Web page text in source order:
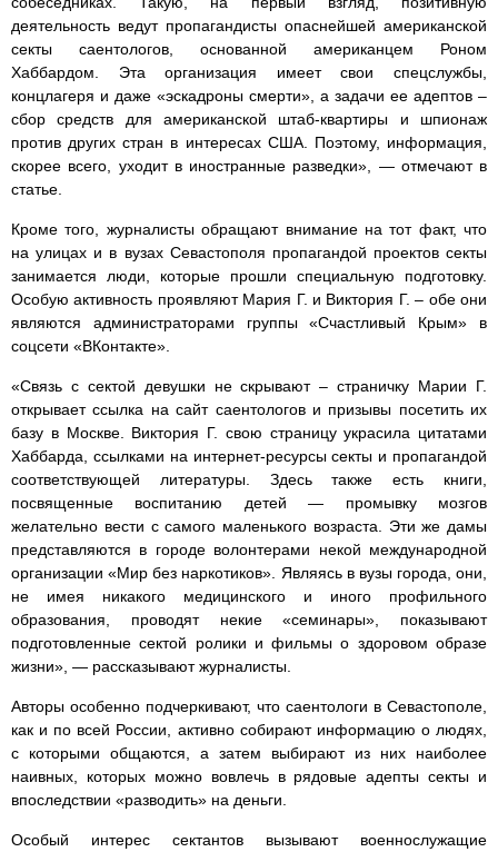
деятельность ведут пропагандисты опаснейшей американской
секты саентологов, основанной американцем Роном
Хаббардом. Эта организация имеет свои спецслужбы,
концлагеря и даже «эскадроны смерти», а задачи ее адептов –
сбор средств для американской штаб-квартиры и шпионаж
против других стран в интересах США. Поэтому, информация,
скорее всего, уходит в иностранные разведки», — отмечают в
статье.
Кроме того, журналисты обращают внимание на тот факт, что
на улицах и в вузах Севастополя пропагандой проектов секты
занимается люди, которые прошли специальную подготовку.
Особую активность проявляют Мария Г. и Виктория Г. – обе они
являются администраторами группы «Счастливый Крым» в
соцсети «ВКонтакте».
«Связь с сектой девушки не скрывают – страничку Марии Г.
открывает ссылка на сайт саентологов и призывы посетить их
базу в Москве. Виктория Г. свою страницу украсила цитатами
Хаббарда, ссылками на интернет-ресурсы секты и пропагандой
соответствующей литературы. Здесь также есть книги,
посвященные воспитанию детей — промывку мозгов
желательно вести с самого маленького возраста. Эти же дамы
представляются в городе волонтерами некой международной
организации «Мир без наркотиков». Являясь в вузы города, они,
не имея никакого медицинского и иного профильного
образования, проводят некие «семинары», показывают
подготовленные сектой ролики и фильмы о здоровом образе
жизни», — рассказывают журналисты.
Авторы особенно подчеркивают, что саентологи в Севастополе,
как и по всей России, активно собирают информацию о людях,
с которыми общаются, а затем выбирают из них наиболее
наивных, которых можно вовлечь в рядовые адепты секты и
впоследствии «разводить» на деньги.
Особый интерес сектантов вызывают военнослужащие